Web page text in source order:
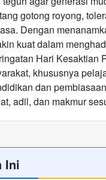
gotong royong,
Dengan
kuat dalam
Hari
khususnya
dan
adil, dan makmur
Ini